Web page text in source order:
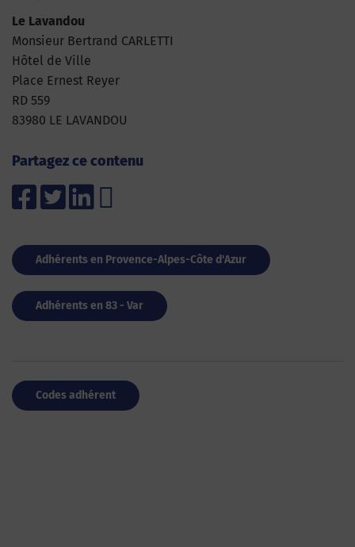
Le Lavandou
Monsieur Bertrand CARLETTI
Hôtel de Ville
Place Ernest Reyer
RD 559
83980 LE LAVANDOU
Partagez ce contenu
Adhérents en Provence-Alpes-Côte d'Azur
Adhérents en 83 - Var
Codes adhérent